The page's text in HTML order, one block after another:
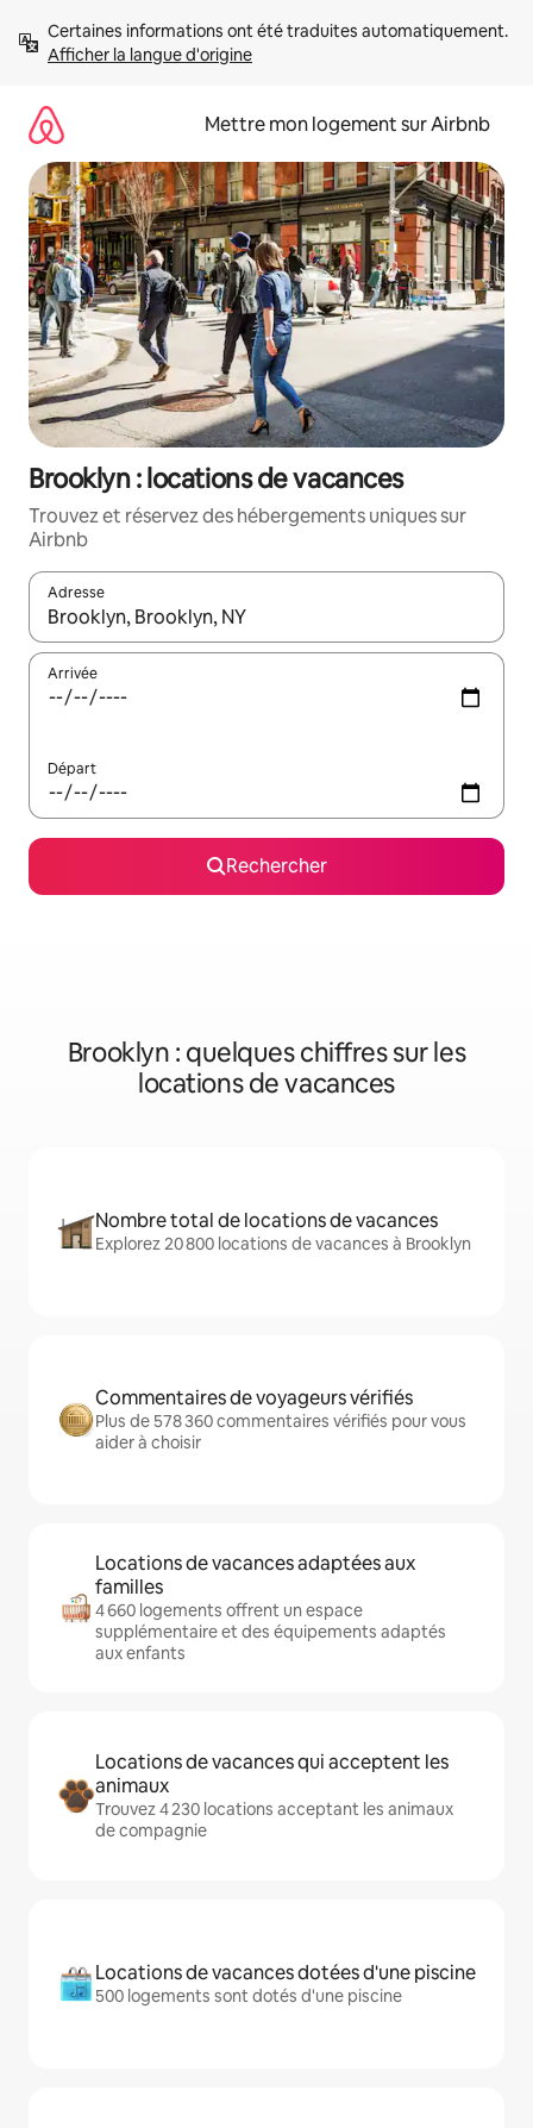
directement
Afficher la langue d'origine
Mettre mon logement sur Airbnb
Brooklyn : locations de vacances
Trouvez et réservez des hébergements uniques sur
Airbnb
Adresse
Lorsque les résultats s'affichent, utilisez les flèches vers le
Arrivée
Départ
Rechercher
Brooklyn : quelques chiffres sur les
locations de vacances
Nombre total de locations de vacances
Explorez 20 800 locations de vacances à Brooklyn
Commentaires de voyageurs vérifiés
Plus de 578 360 commentaires vérifiés pour vous
aider à choisir
Locations de vacances adaptées aux
familles
4 660 logements offrent un espace
supplémentaire et des équipements adaptés
aux enfants
Locations de vacances qui acceptent les
animaux
Trouvez 4 230 locations acceptant les animaux
de compagnie
Locations de vacances dotées d'une piscine
500 logements sont dotés d'une piscine